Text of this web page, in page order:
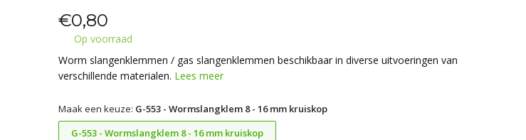
€0,80
Op voorraad
Worm slangenklemmen / gas slangenklemmen beschikbaar in diverse uitvoeringen van
verschillende materialen. Lees meer
Maak een keuze: G-553 - Wormslangklem 8 - 16 mm kruiskop
G-553 - Wormslangklem 8 - 16 mm kruiskop